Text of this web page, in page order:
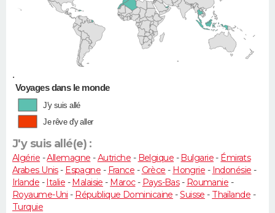
•
Voyages dans le monde
J'y suis allé
Je rêve d'y aller
J'y suis allé(e) :
Algérie -Allemagne -Autriche - Belgique -Bulgarie- Émirats
Arabes Unis- Espagne - France - Grèce - Hongrie - Indonésie -
Irlande -Italie -Malaisie - Maroc- Pays-Bas- Roumanie -
Royaume-Uni - République Dominicaine -Suisse - Thaïlande -
Turquie